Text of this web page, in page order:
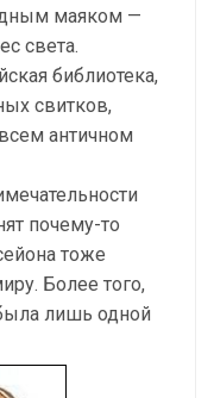
маяком —
света.
библиотека,
свитков,
античном
почему-то
тоже
Более того,
лишь одной